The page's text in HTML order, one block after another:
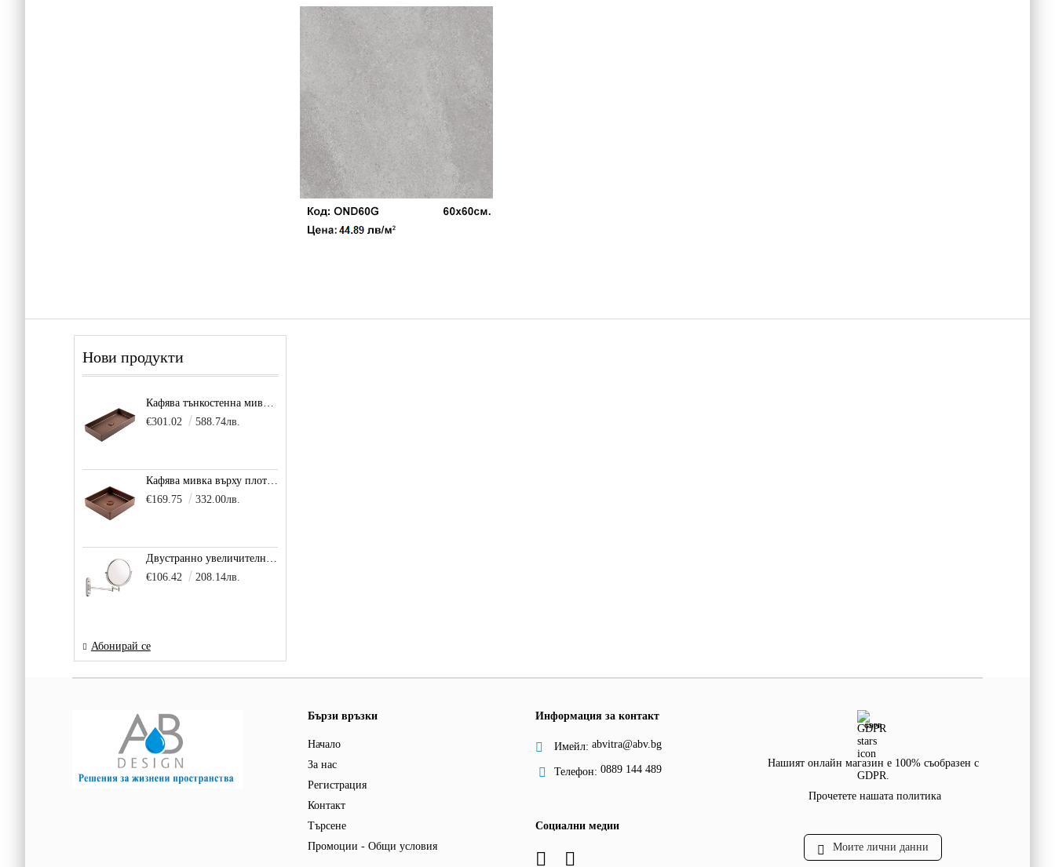
Нови продукти
Кафява тънкостенна мивка за плот Balance, цвят - карамел
€301.02
588.74лв.
Кафява мивка върху плот за баня и тоалетна Decente, цвят - карамел
€169.75
332.00лв.
Двустранно увеличително козметично огледало за баня Vitra Arkitekt
€106.42
208.14лв.
Абонирай се
Бързи връзки
Начало
За нас
Регистрация
Контакт
Търсене
Промоции - Общи условия
Информация за контакт
Имейл: abvitra@abv.bg
Телефон: 0889 144 489
Социални медии
GDPR
Нашият онлайн магазин е 100% съобразен с
GDPR.
Прочетете нашата политика
Моите лични данни